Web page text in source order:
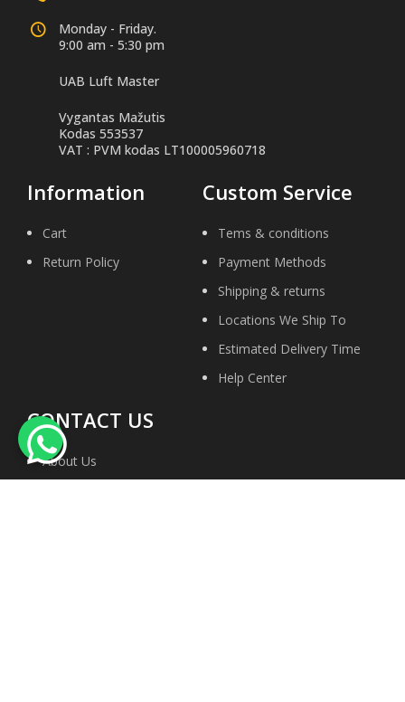
Monday - Friday.
9:00 am - 5:30 pm
UAB Luft Master
Vygantas Mažutis
Kodas 553537
VAT : PVM kodas LT100005960718
Information
Cart
Return Policy
Custom Service
Tems & conditions
Payment Methods
Shipping & returns
Locations We Ship To
Estimated Delivery Time
Help Center
CONTACT US
About Us